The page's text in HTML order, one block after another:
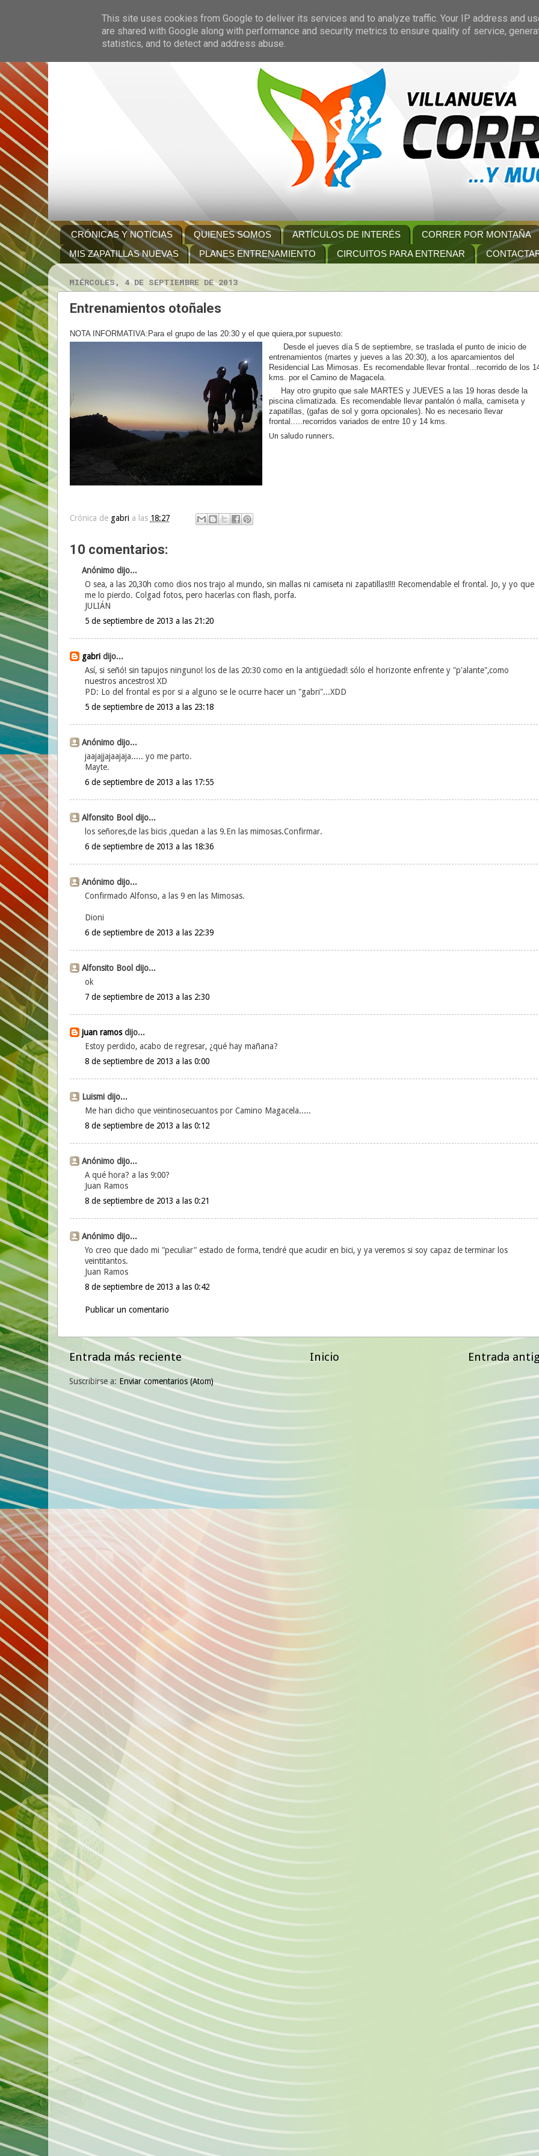
CRÓNICAS Y NOTICIAS QUIENES SOMOS ARTÍCULOS DE INTERÉS
CORRER POR MONTAÑA
MIS ZAPATILLAS NUEVAS
PLANES ENTRENAMIENTO CIRCUITOS PARA ENTRENAR
MIÉRCOLES, 4 DE SEPTIEMBRE DE 2013
Entrenamientos otoñales
NOTA INFORMATIVA:Para el grupo de las 20:30 y el que quiera,por supuesto:
Desde el jueves día 5 de septiembre, se traslada el punto de inicio de
entrenamientos (martes y jueves a las 20:30), a los aparcamientos del
Residencial Las Mimosas. Es recomendable llevar frontal...recorrido de los
kms. por el Camino de Magacela.
Hay otro grupito que sale MARTES y JUEVES a las 19 horas desde la
piscina climatizada. Es recomendable llevar pantalón ó malla, camiseta y
zapatillas, (gafas de sol y gorra opcionales). No es necesario llevar
frontal.....recorridos variados de entre 10 y 14 kms.
Un saludo runners.
Crónica de gabri a las 18:27
10 comentarios:
Anónimo dijo...
O sea, a las 20,30h como dios nos trajo al mundo, sin mallas ni camiseta ni zapatillas!!!! Recomendable el frontal. Jo, y yo que
me lo pierdo. Colgad fotos, pero hacerlas con flash, porfa.
JULIÁN
5 de septiembre de 2013 a las 21:20
gabridijo...
Así, si señó! sin tapujos ninguno! los de las 20:30 como en la antigüedad! sólo el horizonte enfrente y "p'alante",como
nuestros ancestros! XD
PD: Lo del frontal es por si a alguno se le ocurre hacer un "gabri"...XDD
5 de septiembre de 2013 a las 23:18
Anónimo dijo...
jaajajjajaajaja..... yo me parto.
Mayte.
6 de septiembre de 2013 a las 17:55
Alfonsito Bool dijo...
los señores,de las bicis ,quedan a las 9.En las mimosas.Confirmar.
6 de septiembre de 2013 a las 18:36
Anónimo dijo...
Confirmado Alfonso, a las 9 en las Mimosas.
Dioni
6 de septiembre de 2013 a las 22:39
Alfonsito Bool dijo...
ok
7 de septiembre de 2013 a las 2:30
juan ramosdijo...
Estoy perdido, acabo de regresar, ¿qué hay mañana?
8 de septiembre de 2013 a las 0:00
Luismi dijo...
Me han dicho que veintinosecuantos por Camino Magacela.....
8 de septiembre de 2013 a las 0:12
Anónimo dijo...
A qué hora? a las 9:00?
Juan Ramos
8 de septiembre de 2013 a las 0:21
Anónimo dijo...
Yo creo que dado mi "peculiar" estado de forma, tendré que acudir en bici, y ya veremos si soy capaz de terminar los
veintitantos.
Juan Ramos
8 de septiembre de 2013 a las 0:42
Publicar un comentario
Entrada más reciente Entrada
Inicio
Suscribirse a: Enviar comentarios (Atom)
This site uses cookies from Google to deliver its services and to analyze traffic. Your IP address and
are shared with Google along with performance and security metrics to ensure quality of service,
statistics, and to detect and address abuse.